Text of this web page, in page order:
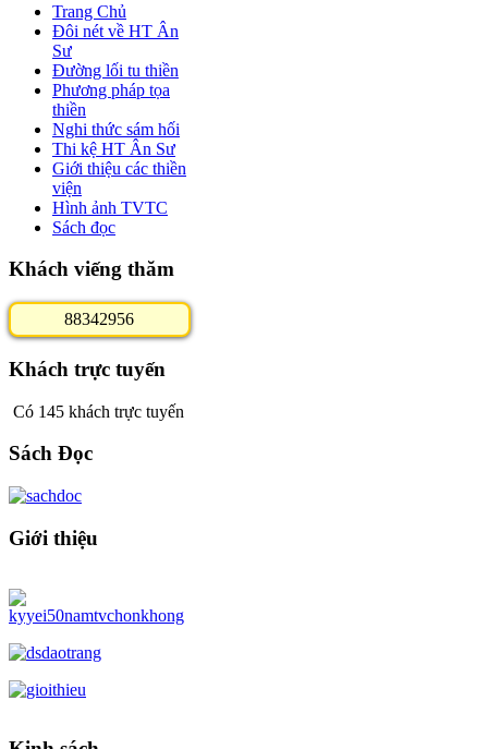
Trang Chủ
Đôi nét về HT Ân
Sư
Đường lối tu thiền
Phương pháp tọa
thiền
Nghi thức sám hối
Thi kệ HT Ân Sư
Giới thiệu các thiền
viện
Hình ảnh TVTC
Sách đọc
Khách viếng thăm
88342956
Khách trực tuyến
Có 145 khách trực tuyến
Sách Đọc
Giới thiệu